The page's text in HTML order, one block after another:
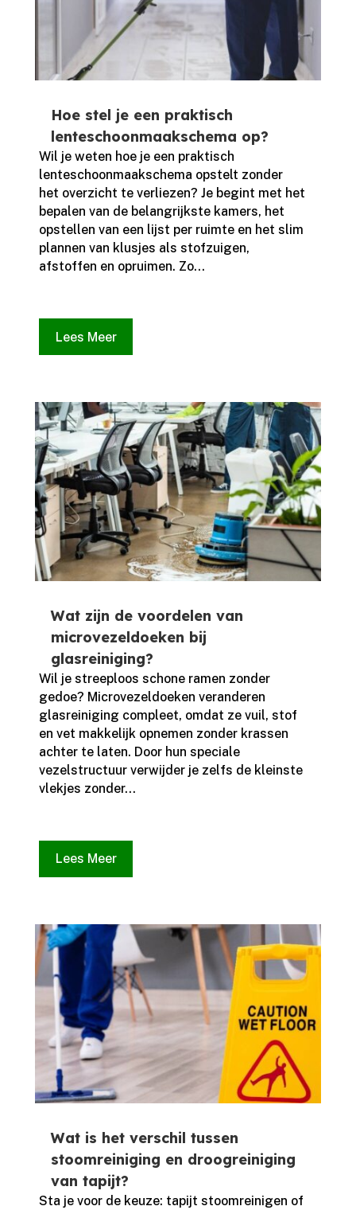
Hoe stel je een praktisch
lenteschoonmaakschema op?
Wil je weten hoe je een praktisch
lenteschoonmaakschema opstelt zonder
het overzicht te verliezen? Je begint met het
bepalen van de belangrijkste kamers, het
opstellen van een lijst per ruimte en het slim
plannen van klusjes als stofzuigen,
afstoffen en opruimen.​ Zo...
Lees Meer
Wat zijn de voordelen van
microvezeldoeken bij
glasreiniging?
Wil je streeploos schone ramen zonder
gedoe? Microvezeldoeken veranderen
glasreiniging compleet, omdat ze vuil, stof
en vet makkelijk opnemen zonder krassen
achter te laten.​ Door hun speciale
vezelstructuur verwijder je zelfs de kleinste
vlekjes zonder...
Lees Meer
Wat is het verschil tussen
stoomreiniging en droogreiniging
van tapijt?
Sta je voor de keuze: tapijt stoomreinigen of